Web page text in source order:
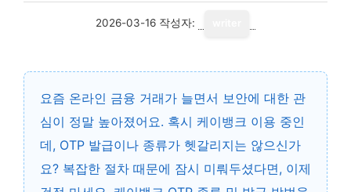
2026-03-16 작성자:
요즘 온라인 금융 거래가 늘면서 보안에 대한 관
심이 정말 높아졌어요. 혹시 케이뱅크 이용 중인
데, OTP 발급이나 종류가 헷갈리지는 않으신가
요? 복잡한 절차 때문에 잠시 미뤄두셨다면, 이제